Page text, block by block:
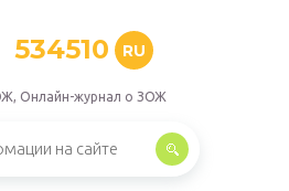
534510 RU
Онлайн-журнал о ЗОЖ